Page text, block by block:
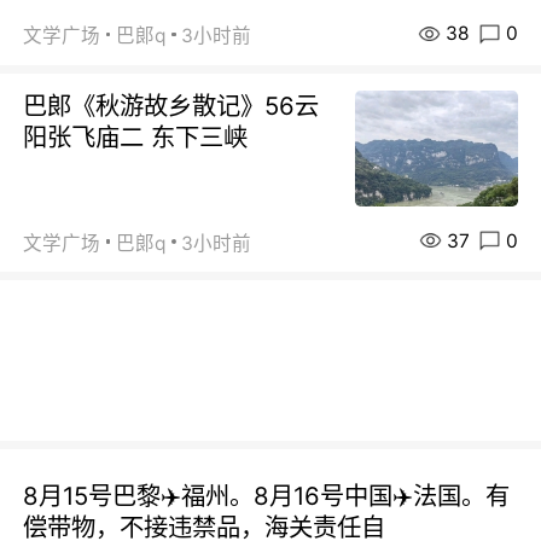
文学广场 巴郞q 3小时前 38 0
巴郞《秋游故乡散记》56云
阳张飞庙二 东下三峡
文学广场 巴郞q 3小时前 37 0
8月15号巴黎✈️福州。8月16号中国✈️法国。有
偿带物，不接违禁品，海关责任自